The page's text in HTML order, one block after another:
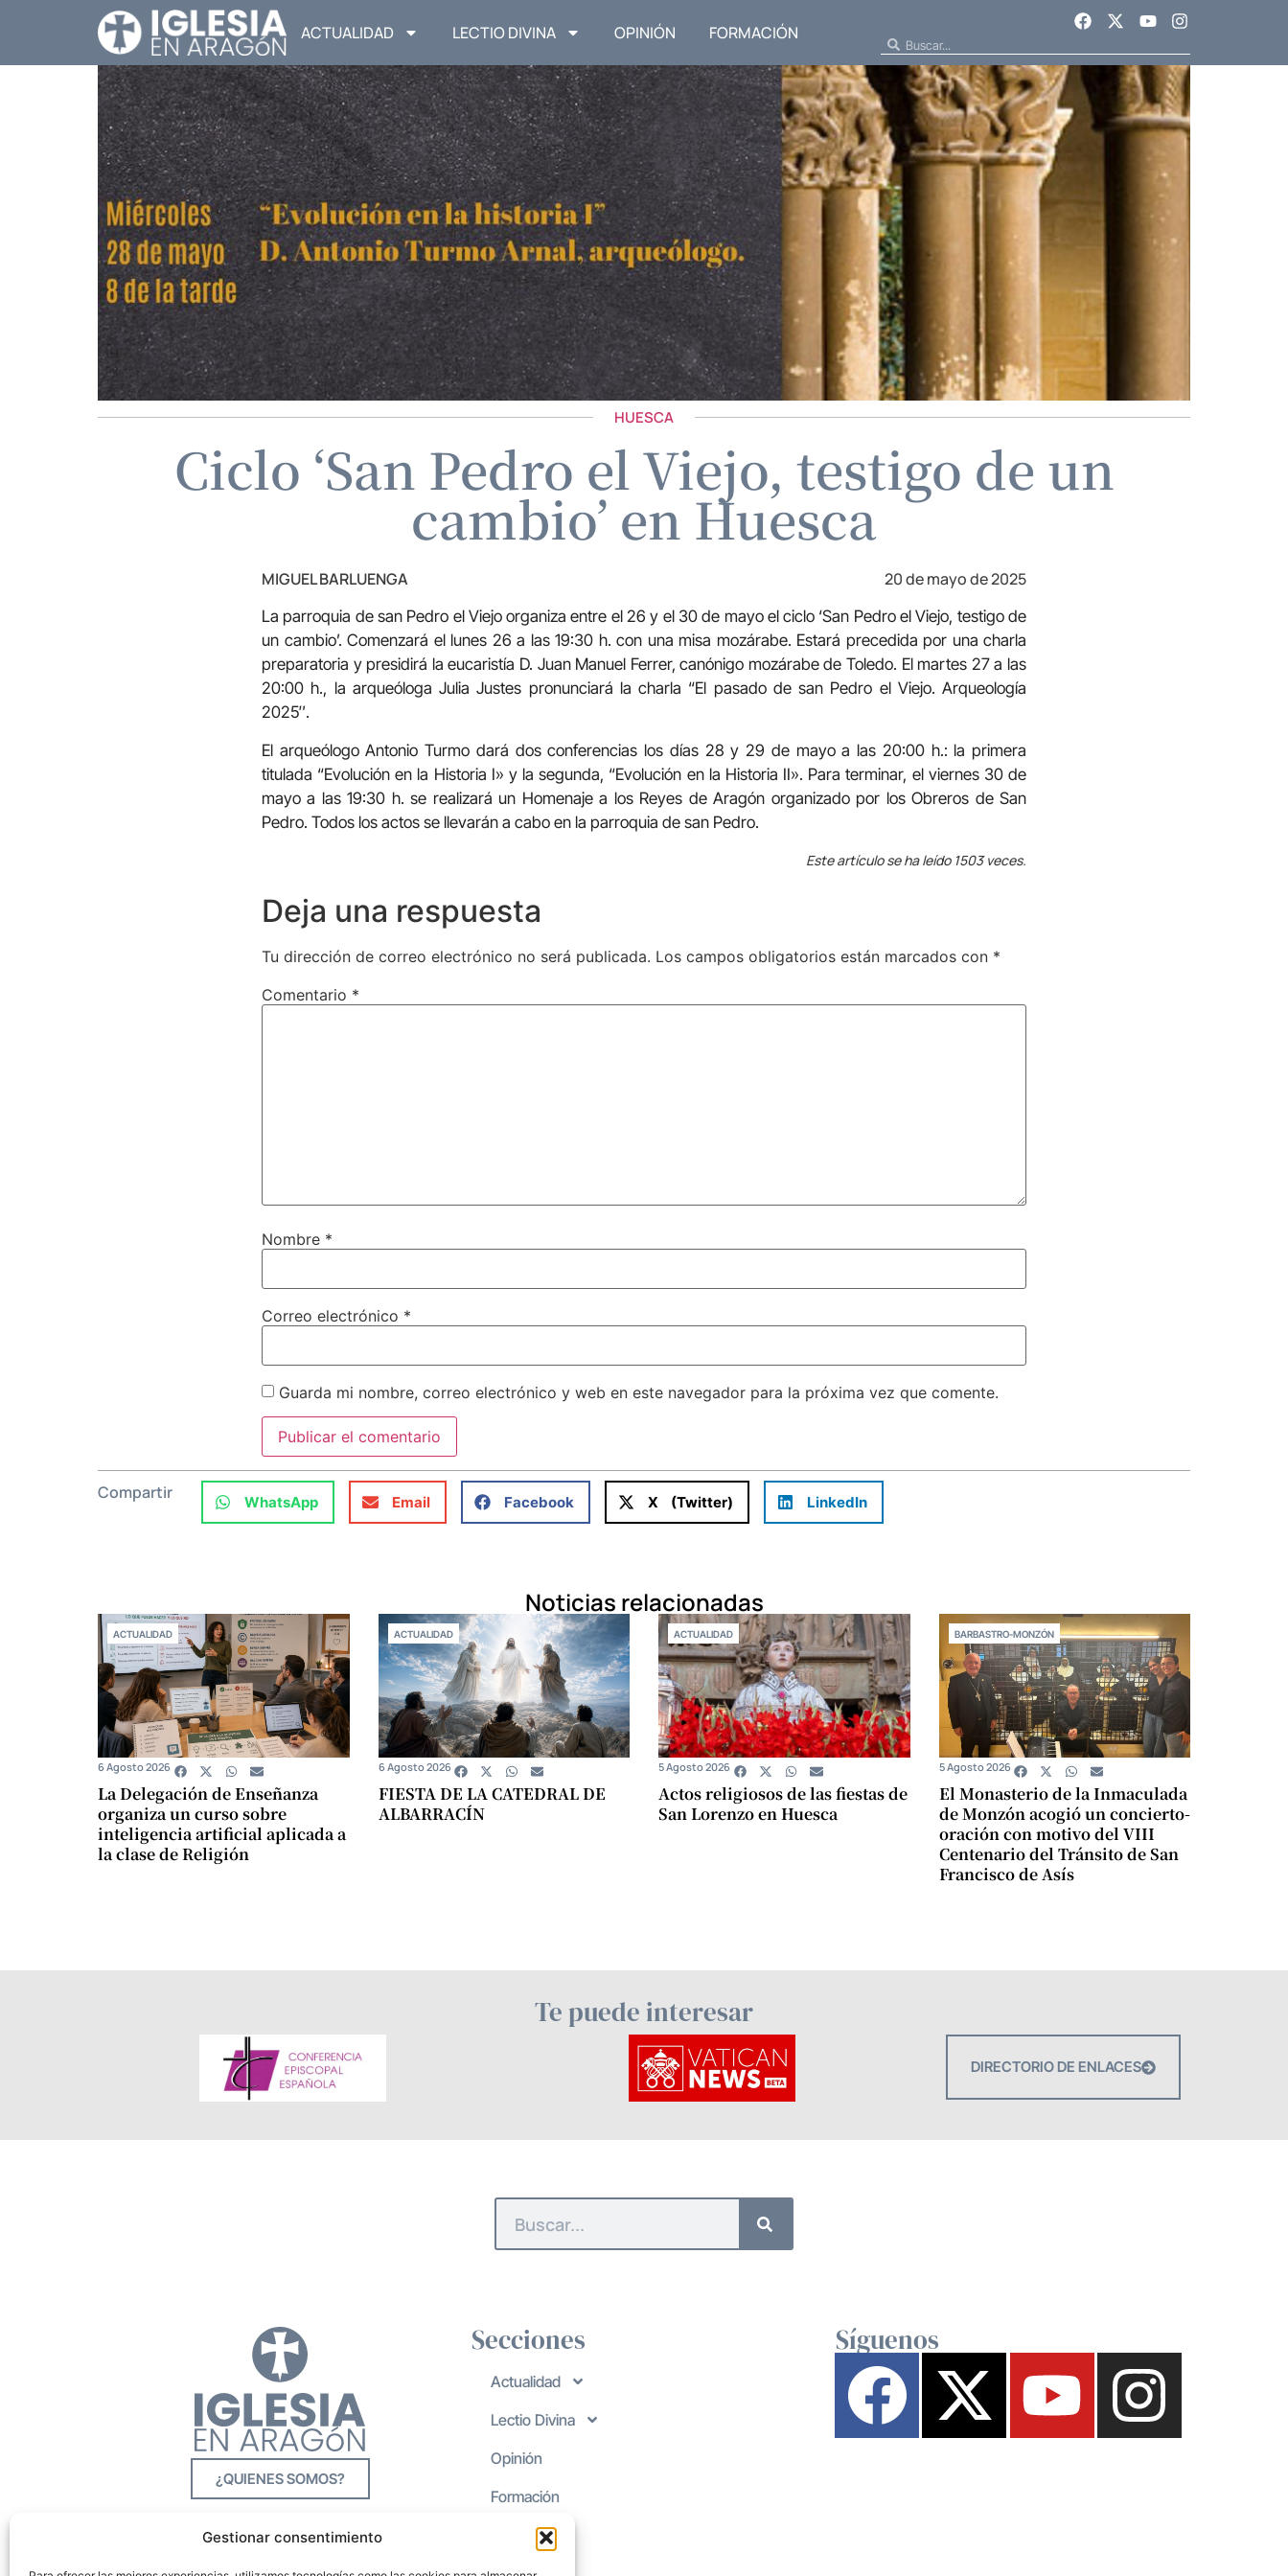
Gestionar consentimiento
ACTUALIDAD LECTIO DIVINA OPINIÓN FORMACIÓN
HUESCA
Ciclo ‘San Pedro el Viejo, testigo de un
cambio’ en Huesca
MIGUEL BARLUENGA 20 de mayo de 2025
La parroquia de san Pedro el Viejo organiza entre el 26 y el 30 de mayo el ciclo ‘San Pedro el Viejo, testigo de
un cambio’. Comenzará el lunes 26 a las 19:30 h. con una misa mozárabe. Estará precedida por una charla
preparatoria y presidirá la eucaristía D. Juan Manuel Ferrer, canónigo mozárabe de Toledo. El martes 27 a las
20:00 h., la arqueóloga Julia Justes pronunciará la charla “El pasado de san Pedro el Viejo. Arqueología
2025″.
El arqueólogo Antonio Turmo dará dos conferencias los días 28 y 29 de mayo a las 20:00 h.: la primera
titulada “Evolución en la Historia I» y la segunda, “Evolución en la Historia II». Para terminar, el viernes 30 de
mayo a las 19:30 h. se realizará un Homenaje a los Reyes de Aragón organizado por los Obreros de San
Pedro. Todos los actos se llevarán a cabo en la parroquia de san Pedro.
Este artículo se ha leído 1503 veces.
Deja una respuesta
Tu dirección de correo electrónico no será publicada. Los campos obligatorios están marcados con *
Comentario *
Nombre *
Correo electrónico *
Guarda mi nombre, correo electrónico y web en este navegador para la próxima vez que comente.
Compartir WhatsApp Email Facebook X (Twitter) LinkedIn
Noticias relacionadas
ACTUALIDAD
La Delegación de Enseñanza
organiza un curso sobre
inteligencia artificial aplicada a
la clase de Religión
6 Agosto 2026
ACTUALIDAD
FIESTA DE LA CATEDRAL DE
ALBARRACÍN
6 Agosto 2026
ACTUALIDAD
Actos religiosos de las fiestas de
San Lorenzo en Huesca
5 Agosto 2026
BARBASTRO-MONZÓN
El Monasterio de la Inmaculada
de Monzón acogió un concierto-
oración con motivo del VIII
Centenario del Tránsito de San
Francisco de Asís
5 Agosto 2026
Te puede interesar
DIRECTORIO DE ENLACES
¿QUIENES SOMOS?
Secciones
Actualidad
Lectio Divina
Opinión
Formación
Síguenos